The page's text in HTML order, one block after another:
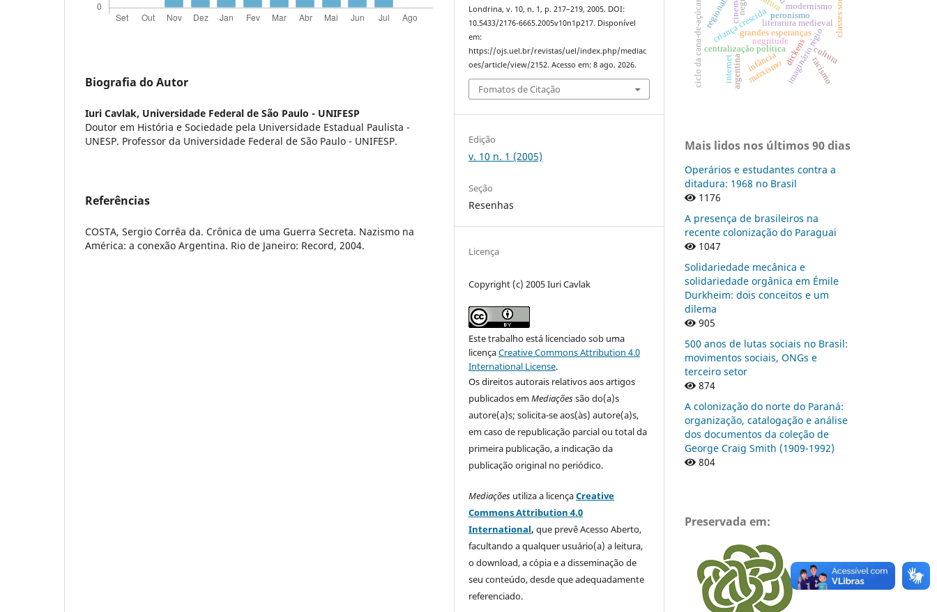
Biografia do Autor
Iuri Cavlak, Universidade Federal de São Paulo - UNIFESP
Doutor em História e Sociedade pela Universidade Estadual Paulista -
UNESP. Professor da Universidade Federal de São Paulo - UNIFESP.
Referências
COSTA, Sergio Corrêa da. Crônica de uma Guerra Secreta. Nazismo na
América: a conexão Argentina. Rio de Janeiro: Record, 2004.
Londrina, v. 10, n. 1, p. 217–219, 2005. DOI:
10.5433/2176-6665.2005v10n1p217. Disponível
em:
https://ojs.uel.br/revistas/uel/index.php/mediac
oes/article/view/2152. Acesso em: 8 ago. 2026.
Fomatos de Citação
Edição
v. 10 n. 1 (2005)
Seção
Resenhas
Licença
Copyright (c) 2005 Iuri Cavlak
Este trabalho está licenciado sob uma
licençaCreative Commons Attribution 4.0
International License.
Os direitos autorais relativos aos artigos
publicados emMediaçõessão do(a)s
autore(a)s; solicita-se aos(às) autore(a)s,
em caso de republicação parcial ou total da
primeira publicação, a indicação da
publicação original no periódico.
Mediações utiliza a licençaCreative
Commons Attribution 4.0
International,que prevê Acesso Aberto,
facultando a qualquer usuário(a) a leitura,
o download, a cópia e a disseminação de
seu conteúdo, desde que adequadamente
referenciado.
dickens
infância
grandes esperanças
criança crescida
cinema
imaginário régio
literatura medieval
centralização política
peronismo
argentina
ciclo da cana-de-açúcar modernismo
cultura
negritude
negro
racismo
marxismo
internet
Mais lidos nos últimos 90 dias
Operários e estudantes contra a
ditadura: 1968 no Brasil
1176
A presença de brasileiros na
recente colonização do Paraguai
1047
Solidariedade mecânica e
solidariedade orgânica em Émile
Durkheim: dois conceitos e um
dilema
905
500 anos de lutas sociais no Brasil:
movimentos sociais, ONGs e
terceiro setor
874
A colonização do norte do Paraná:
organização, catalogação e análise
dos documentos da coleção de
George Craig Smith (1909-1992)
804
Preservada em: